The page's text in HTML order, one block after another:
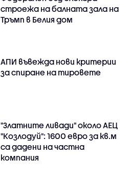
строежа на балната зала на
Тръмп в Белия дом
АПИ въвежда нови критерии
за спиране на тировете
"Златните ливади" около АЕЦ
"Козлодуй": 1600 евро за кв.м
са дадени на частна
компания